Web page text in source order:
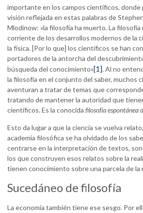
importante en los campos científicos, donde
visión reflejada en estas palabras de
Mlodinow: «la filosofía ha muerto. La filosofía
corriente de los desarrollos modernos de la
la física. [Por lo que] los científicos se han
portadores de la antorcha del
búsqueda del conocimiento»[1]. Al no
la filosofía en el conjunto del saber, muchos
aventuran a tratar de temas que
tratando de mantener la autoridad que
científicos. Es la conocida filosofía espontánea
Esto da lugar a que la ciencia se vuelva
academia filosófica se ha olvidado de los
centrarse en la interpretación de textos,
los que construyen esos relatos sobre la
tienen conocimiento sobre una parcela de la
Sucedáneo de filosofía
La economía también tiene ese sesgo. Por